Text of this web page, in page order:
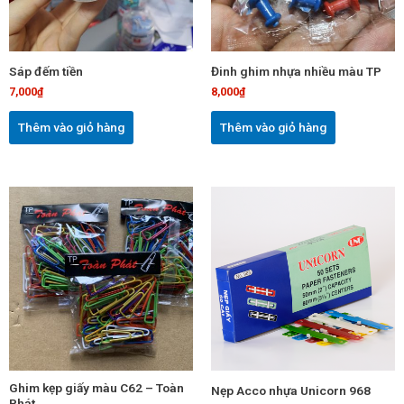
Sáp đếm tiền
7,000₫
Thêm vào giỏ hàng
Đinh ghim nhựa nhiều màu TP
8,000₫
Thêm vào giỏ hàng
Ghim kẹp giấy màu C62 – Toàn
Nẹp Acco nhựa Unicorn 968